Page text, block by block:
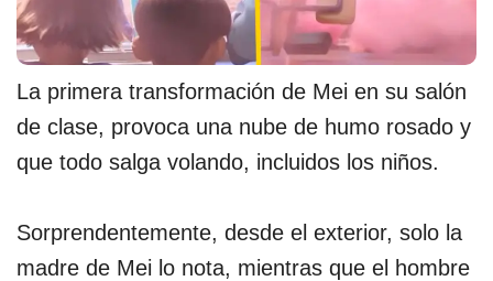
La primera transformación de Mei en su salón
de clase, provoca una nube de humo rosado y
que todo salga volando, incluidos los niños.
Sorprendentemente, desde el exterior, solo la
madre de Mei lo nota, mientras que el hombre